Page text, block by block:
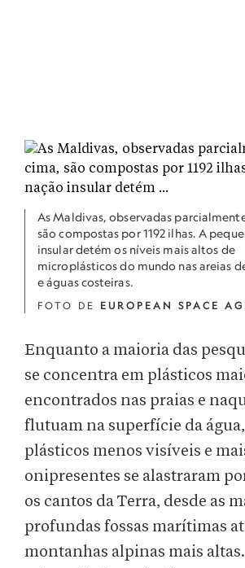
As Maldivas, observadas
são compostas por 1192 ilhas. A
insular detém os níveis mais altos de
microplásticos do mundo nas areias
e águas costeiras.
FOTO DE EUROPEAN SPACE
Enquanto a maioria das
se concentra em plásticos
encontrados nas praias e
flutuam na superfície da
plásticos menos visíveis e
onipresentes se alastraram
os cantos da Terra, desde as
profundas fossas marítimas
montanhas alpinas mais